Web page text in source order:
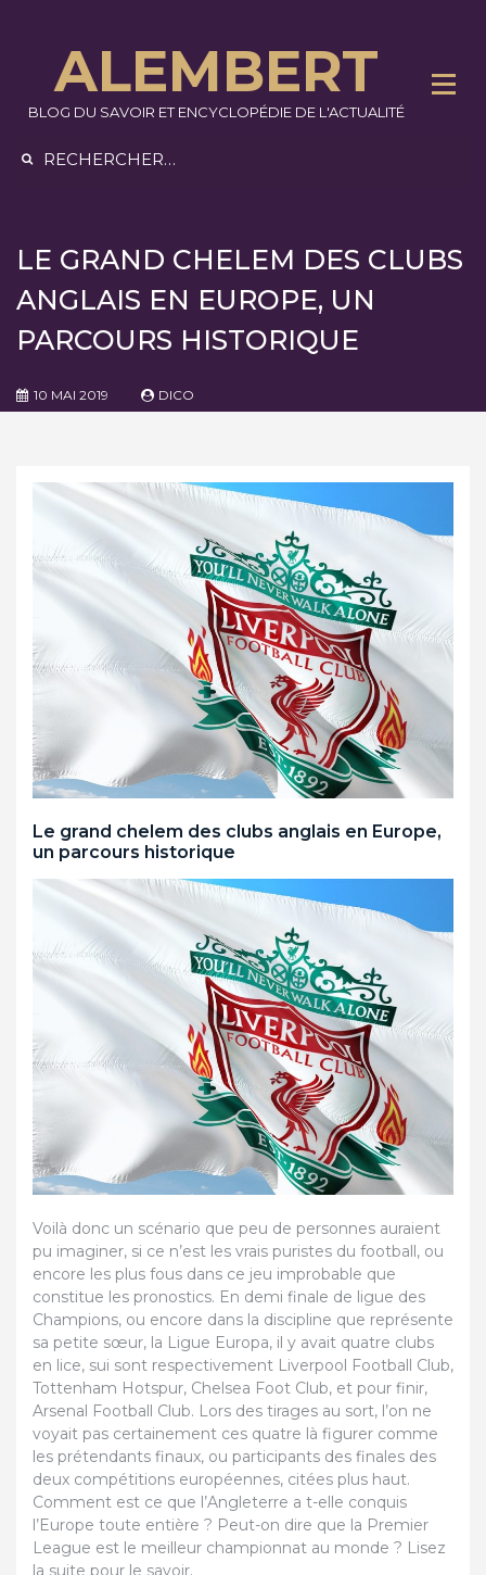
ALEMBERT
BLOG DU SAVOIR ET ENCYCLOPÉDIE DE L'ACTUALITÉ
LE GRAND CHELEM DES CLUBS
ANGLAIS EN EUROPE, UN
PARCOURS HISTORIQUE
10 MAI 2019 DICO
Le grand chelem des clubs anglais en Europe,
un parcours historique
Voilà donc un scénario que peu de personnes auraient
pu imaginer, si ce n’est les vrais puristes du football, ou
encore les plus fous dans ce jeu improbable que
constitue les pronostics. En demi finale de ligue des
Champions, ou encore dans la discipline que représente
sa petite sœur, la Ligue Europa, il y avait quatre clubs
en lice, sui sont respectivement Liverpool Football Club,
Tottenham Hotspur, Chelsea Foot Club, et pour finir,
Arsenal Football Club. Lors des tirages au sort, l’on ne
voyait pas certainement ces quatre là figurer comme
les prétendants finaux, ou participants des finales des
deux compétitions européennes, citées plus haut.
Comment est ce que l’Angleterre a t-elle conquis
l’Europe toute entière ? Peut-on dire que la Premier
League est le meilleur championnat au monde ? Lisez
la suite pour le savoir.